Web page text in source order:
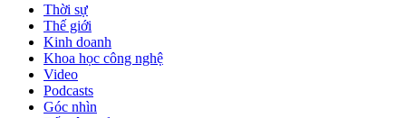
Thời sự
Thế giới
Kinh doanh
Khoa học công nghệ
Video
Podcasts
Góc nhìn